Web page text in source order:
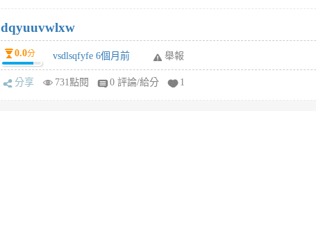
dqyuuvwlxw
0.0分 vsdlsqfyfe 6個月前 舉報
分享 731點閱 0 評論/給分 1